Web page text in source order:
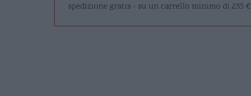
spedizione gratis - su un carrello minimo di 235 €